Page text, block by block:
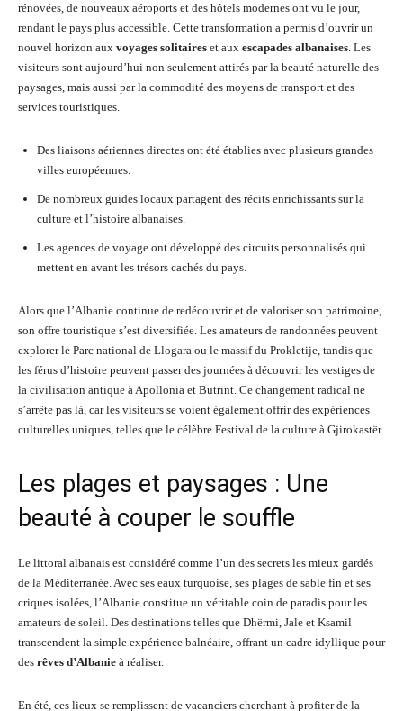
rénovées, de nouveaux aéroports et des hôtels modernes ont vu le jour,
rendant le pays plus accessible. Cette transformation a permis d’ouvrir un
nouvel horizon aux voyages solitaires et aux escapades albanaises. Les
visiteurs sont aujourd’hui non seulement attirés par la beauté naturelle des
paysages, mais aussi par la commodité des moyens de transport et des
services touristiques.
Des liaisons aériennes directes ont été établies avec plusieurs grandes
villes européennes.
De nombreux guides locaux partagent des récits enrichissants sur la
culture et l’histoire albanaises.
Les agences de voyage ont développé des circuits personnalisés qui
mettent en avant les trésors cachés du pays.
Alors que l’Albanie continue de redécouvrir et de valoriser son patrimoine,
son offre touristique s’est diversifiée. Les amateurs de randonnées peuvent
explorer le Parc national de Llogara ou le massif du Prokletije, tandis que
les férus d’histoire peuvent passer des journées à découvrir les vestiges de
la civilisation antique à Apollonia et Butrint. Ce changement radical ne
s’arrête pas là, car les visiteurs se voient également offrir des expériences
culturelles uniques, telles que le célèbre Festival de la culture à Gjirokastër.
Les plages et paysages : Une
beauté à couper le souffle
Le littoral albanais est considéré comme l’un des secrets les mieux gardés
de la Méditerranée. Avec ses eaux turquoise, ses plages de sable fin et ses
criques isolées, l’Albanie constitue un véritable coin de paradis pour les
amateurs de soleil. Des destinations telles que Dhërmi, Jale et Ksamil
transcendent la simple expérience balnéaire, offrant un cadre idyllique pour
des rêves d’Albanie à réaliser.
En été, ces lieux se remplissent de vacanciers cherchant à profiter de la